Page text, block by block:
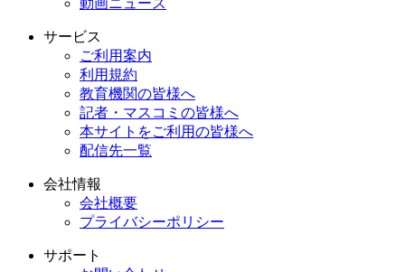
動画ニュース
サービス
ご利用案内
利用規約
教育機関の皆様へ
記者・マスコミの皆様へ
本サイトをご利用の皆様へ
配信先一覧
会社情報
会社概要
プライバシーポリシー
サポート